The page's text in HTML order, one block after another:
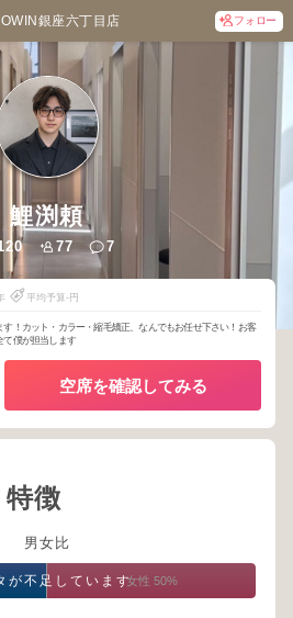
銀座六丁目店 フォロー
鯉渕頼
77 7
平均予算-円
！カット・カラー・縮毛矯正、なんでもお任せ下さい！お客
て僕が担当します
空席を確認してみる
徴
男女比
が不足しています女性 50%